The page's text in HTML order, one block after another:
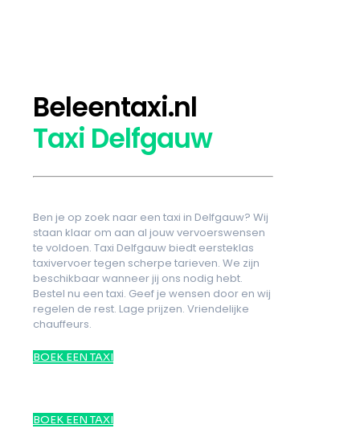
Beleentaxi.nl
Taxi Delfgauw
Ben je op zoek naar een taxi in Delfgauw? Wij
staan klaar om aan al jouw vervoerswensen
te voldoen. Taxi Delfgauw biedt eersteklas
taxivervoer tegen scherpe tarieven. We zijn
beschikbaar wanneer jij ons nodig hebt.
Bestel nu een taxi. Geef je wensen door en wij
regelen de rest. Lage prijzen. Vriendelijke
chauffeurs.
BOEK EEN TAXI
BOEK EEN TAXI